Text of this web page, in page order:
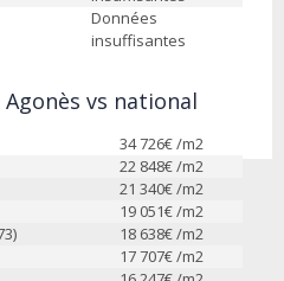
Données
insuffisantes
vs national
34 726€ /m2
22 848€ /m2
21 340€ /m2
19 051€ /m2
18 638€ /m2
17 707€ /m2